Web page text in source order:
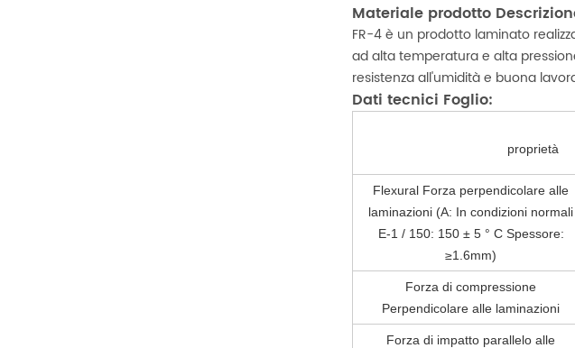
Materiale prodotto
FR-4 è un prodotto laminato
ad alta temperatura e alta
resistenza all'umidità e buona
Dati tecnici Foglio:
proprietà
Flexural Forza perpendicolare alle
laminazioni (A: In condizioni normali
E-1 / 150: 150 ± 5 ° C Spessore:
≥1.6mm)
Forza di compressione
Perpendicolare alle laminazioni
Forza di impatto parallelo alle